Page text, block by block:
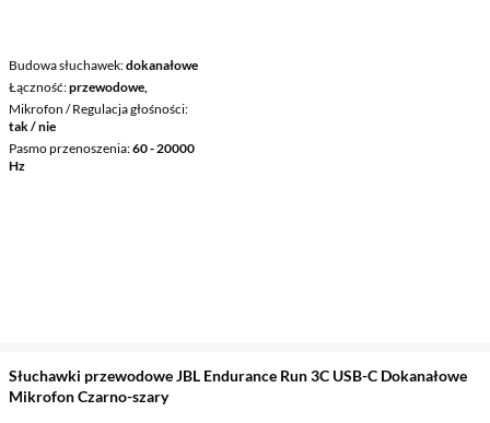
Budowa słuchawek dokanałowe
Łączność przewodowe,
Mikrofon / Regulacja głośności
tak / nie
Pasmo przenoszenia 60 - 20000
Hz
Słuchawki przewodowe JBL Endurance Run 3C USB-C Dokanałowe
Mikrofon Czarno-szary